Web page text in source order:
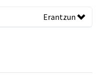
Erantzun